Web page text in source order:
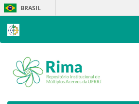
Skip
navigation
BRASIL